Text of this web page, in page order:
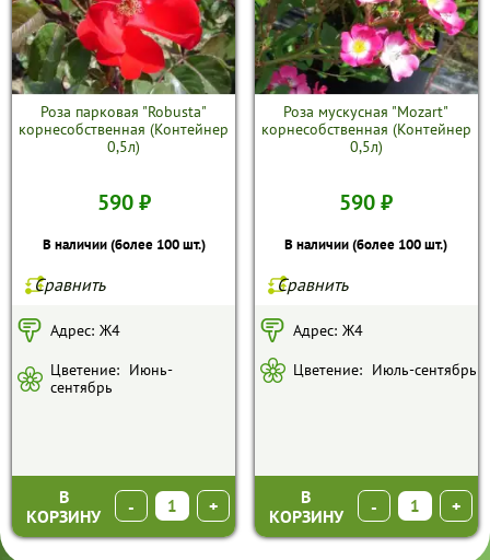
Роза парковая "Robusta"
корнесобственная (Контейнер
0,5л)
590 ₽
В наличии (более 100 шт.)
Сравнить
Адрес: Ж4
Цветение: Июнь-
сентябрь
В
КОРЗИНУ
- +
Роза мускусная "Mozart"
корнесобственная (Контейнер
0,5л)
590 ₽
В наличии (более 100 шт.)
Сравнить
Адрес: Ж4
Цветение: Июль-сентябрь
В
КОРЗИНУ
- +